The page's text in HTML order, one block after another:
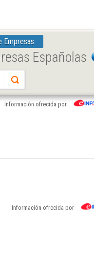
Empresas
Españolas
Información ofrecida por
Información ofrecida por